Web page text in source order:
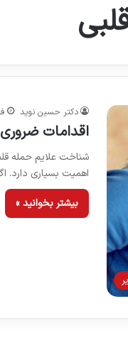
دکتر حسین نوید
اقدامات
شناخت علایم حمله
اهمیت بسیاری دارد.
بیشتر بخوانید »